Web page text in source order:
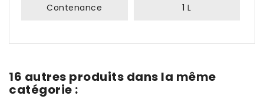
Contenance 1 L
16 autres produits dans la même
catégorie :